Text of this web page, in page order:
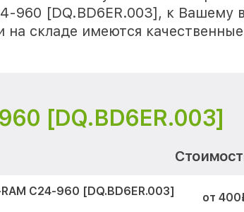
960 [DQ.BD6ER.003], к Вашему
на складе имеются
[DQ.BD6ER.003]
C24-960 [DQ.BD6ER.003]
от